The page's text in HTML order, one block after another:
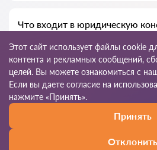
жалобах или необходимости
Что входит в юридическую
Анализ ситуации, разъяснение норм
решения, рекомендации и пошаговый
Карта
Этот сайт использует файлы cookie
контента и рекламных сообщений,
целей. Вы можете ознакомиться с
Если вы даете согласие на
нажмите «Принять».
Принять
Отклонить